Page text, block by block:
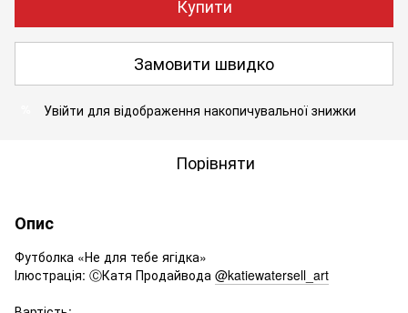
Купити
Замовити швидко
Увійти для відображення накопичувальної знижки
Порівняти
Опис
Футболка «Не для тебе ягідка»
Ілюстрація: ⒸКатя Продайвода @katiewatersell_art